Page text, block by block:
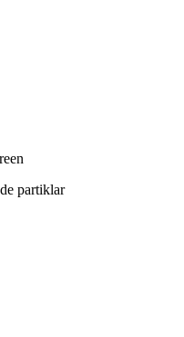
partiklar